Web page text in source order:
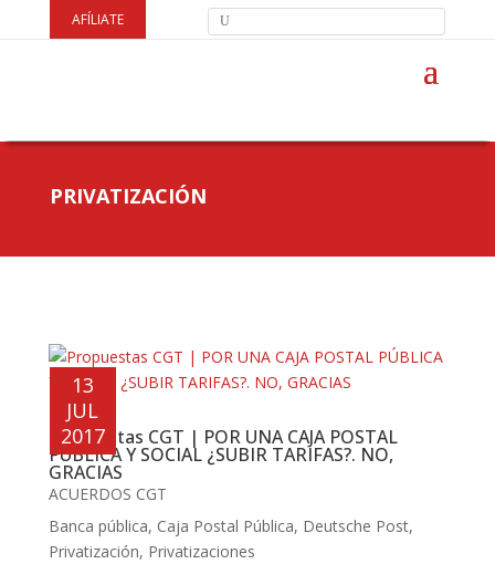
AFÍLIATE
PRIVATIZACIÓN
Propuestas CGT | POR UNA CAJA POSTAL
PÚBLICA Y SOCIAL ¿SUBIR TARIFAS?. NO,
GRACIAS
13
JUL
2017
ACUERDOS CGT
Banca pública, Caja Postal Pública, Deutsche Post,
Privatización, Privatizaciones